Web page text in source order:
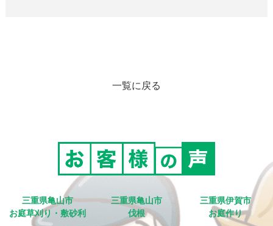
一覧に戻る
三重県亀山市
お庭草刈り・敷砂利
三重県亀山市
伐根
三重県伊賀市
お庭作り